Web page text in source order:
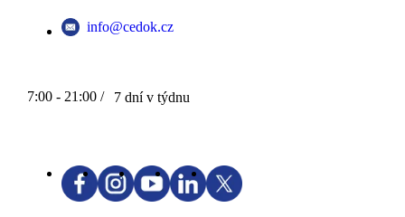
info@cedok.cz
7:00 - 21:00 / 7 dní v týdnu